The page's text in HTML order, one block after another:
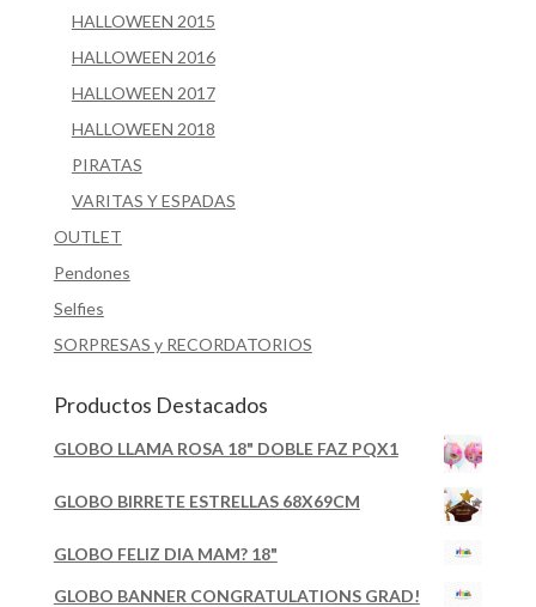
HALLOWEEN 2015
HALLOWEEN 2016
HALLOWEEN 2017
HALLOWEEN 2018
PIRATAS
VARITAS Y ESPADAS
OUTLET
Pendones
Selfies
SORPRESAS y RECORDATORIOS
Productos Destacados
GLOBO LLAMA ROSA 18" DOBLE FAZ PQX1
GLOBO BIRRETE ESTRELLAS 68X69CM
GLOBO FELIZ DIA MAM? 18"
GLOBO BANNER CONGRATULATIONS GRAD!